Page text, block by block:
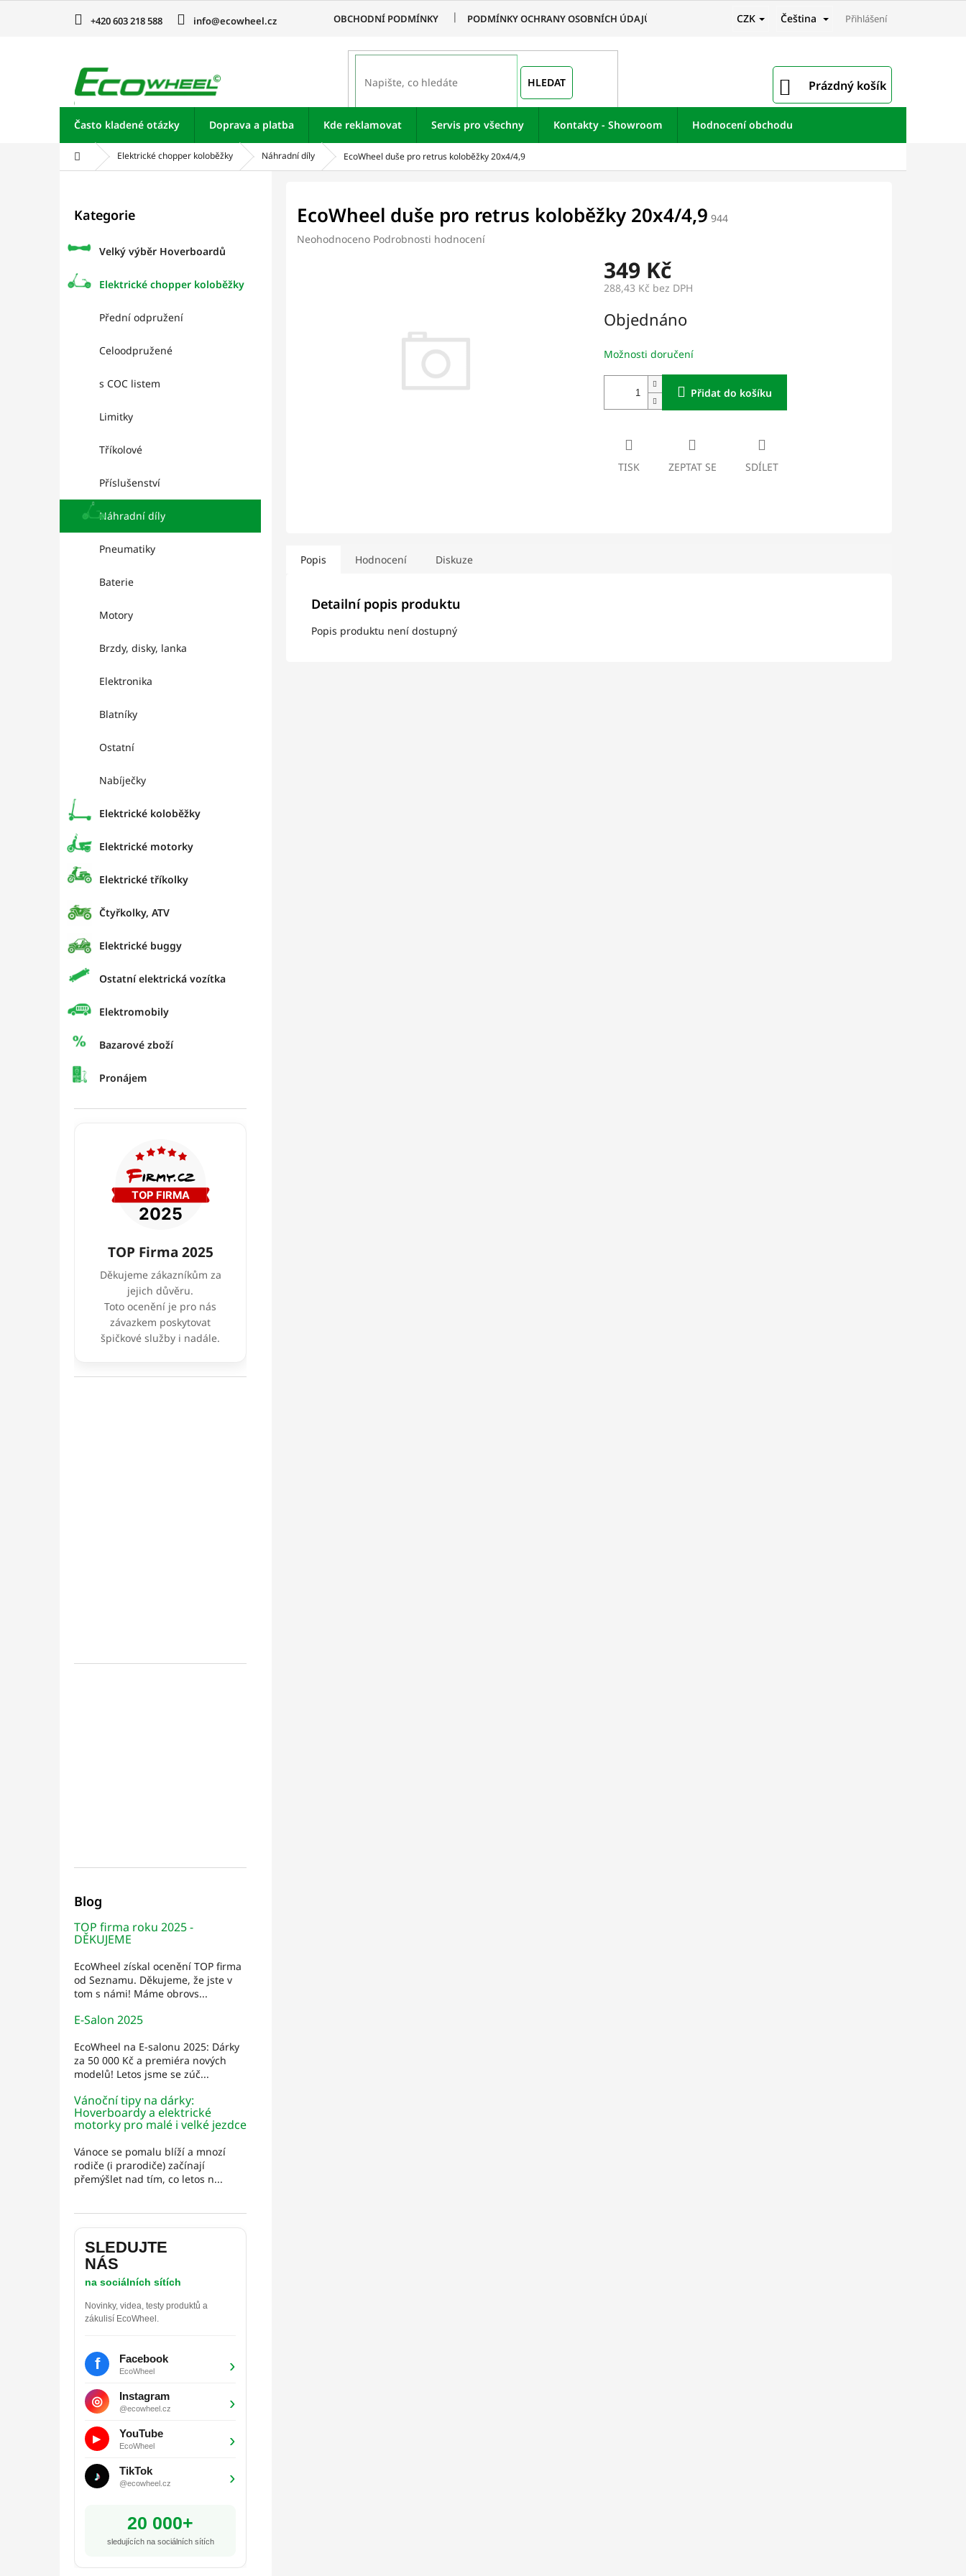
+420 603 218 588 info@ecowheel.cz OBCHODNÍ PODMÍNKY PODMÍNKY OCHRANY OSOBNÍCH ÚDAJŮ CZK Čeština Přihlášení
HLEDAT
NÁKUPNÍ
KOŠÍK
Prázdný košík
Často kladené otázky Doprava a platba Kde reklamovat Servis pro všechny Kontakty - Showroom Hodnocení obchodu
Domů Elektrické chopper koloběžky Náhradní díly EcoWheel duše pro retrus koloběžky 20x4/4,9
kategorie
Kategorie
Velký výběr Hoverboardů
Elektrické chopper koloběžky
Přední odpružení
Celoodpružené
s COC listem
Limitky
Tříkolové
Příslušenství
Náhradní díly
Pneumatiky
Baterie
Motory
Brzdy, disky, lanka
Elektronika
Blatníky
Ostatní
Nabíječky
Elektrické koloběžky
Elektrické motorky
Elektrické tříkolky
Čtyřkolky, ATV
Elektrické buggy
Ostatní elektrická vozítka
Elektromobily
Bazarové zboží
Pronájem
TOP Firma 2025
Děkujeme zákazníkům za
jejich důvěru.
Toto ocenění je pro nás
závazkem poskytovat
špičkové služby i nadále.
Blog
TOP firma roku 2025 -
DĚKUJEME
EcoWheel získal ocenění TOP firma
od Seznamu. Děkujeme, že jste v
tom s námi! Máme obrovs...
E-Salon 2025
EcoWheel na E-salonu 2025: Dárky
za 50 000 Kč a premiéra nových
modelů! Letos jsme se zúč...
Vánoční tipy na dárky:
Hoverboardy a elektrické
motorky pro malé i velké jezdce
Vánoce se pomalu blíží a mnozí
rodiče (i prarodiče) začínají
přemýšlet nad tím, co letos n...
SLEDUJTE
NÁS
na sociálních sítích
Novinky, videa, testy produktů a
zákulisí EcoWheel.
f Facebook
EcoWheel ›
◎ Instagram
@ecowheel.cz ›
▶ YouTube
EcoWheel ›
♪ TikTok
@ecowheel.cz ›
20 000+
sledujících na sociálních sítích
EcoWheel duše pro retrus koloběžky 20x4/4,9 944
Průměrné
Neohodnoceno Podrobnosti hodnocení
349 Kč
288,43 Kč bez DPH
cena:
Objednáno
Možnosti doručení
Přidat do košíku
TISK ZEPTAT SE SDÍLET
Popis Hodnocení Diskuze
Detailní popis produktu
Popis produktu není dostupný